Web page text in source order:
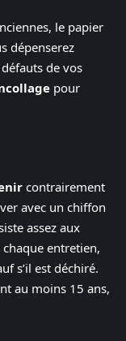
le papier
dépenserez
de vos
pour
contrairement
avec un chiffon
assez aux
entretien,
s’il est déchiré.
au moins 15 ans,